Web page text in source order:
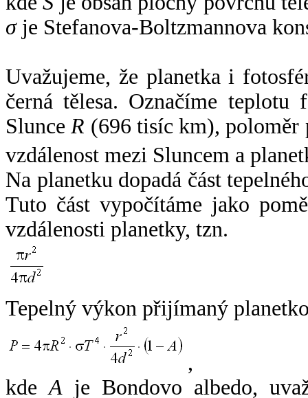
σje Stefanova-Boltzmannova
Uvažujeme, že planetka i
černá tělesa. Označíme
SlunceR (696 tisíc km),
vzdálenost mezi Sluncem a
Na planetku dopadá část
Tuto část vypočítáme jako
vzdálenosti planetky, tzn.
Tepelný výkon přijímaný
,
kdeA je Bondovo albedo,